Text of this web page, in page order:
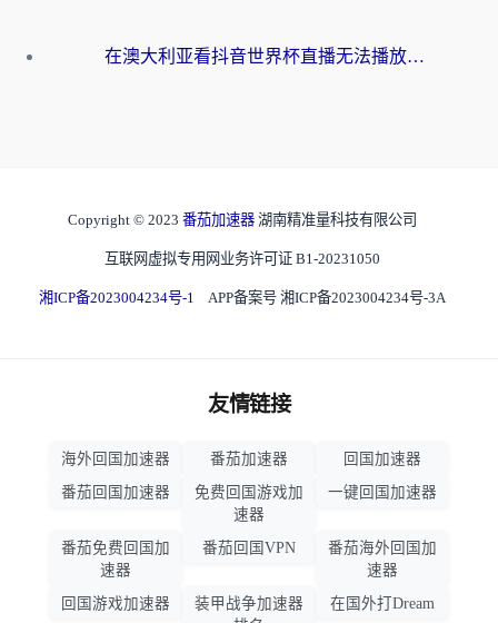
在澳大利亚看抖音世界杯直播无法播放？海外党体育观赛终极指南来了！
Copyright © 2023 番茄加速器 湖南精准量科技有限公司
互联网虚拟专用网业务许可证 B1-20231050
湘ICP备2023004234号-1 APP备案号 湘ICP备2023004234号-3A
友情链接
海外回国加速器 番茄加速器
回国加速器
番茄回国加速器
免费回国游戏加
速器
一键回国加速器
番茄免费回国加
速器
番茄回国VPN
番茄海外回国加
速器
回国游戏加速器
装甲战争加速器
在国外打Dream